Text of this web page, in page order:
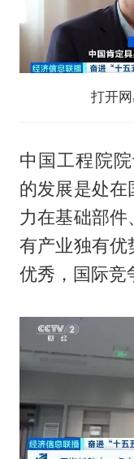
打开
中国工程院
的发展是处
力在基础部
有产业独有优
优秀，国际竞